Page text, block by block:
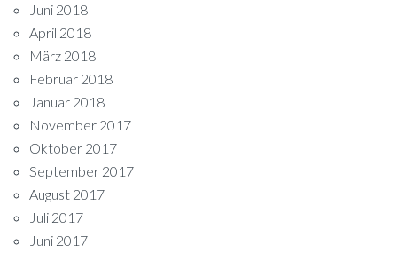
Juni 2018
April 2018
März 2018
Februar 2018
Januar 2018
November 2017
Oktober 2017
September 2017
August 2017
Juli 2017
Juni 2017